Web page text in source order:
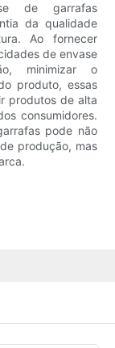
de garrafas
da qualidade
Ao fornecer
de envase
minimizar o
produto, essas
produtos de alta
consumidores.
pode não
produção, mas